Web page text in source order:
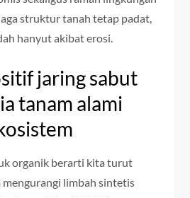
struktur tanah tetap padat,
hanyut akibat erosi.
jaring sabut
tanam alami
organik berarti kita turut
limbah sintetis